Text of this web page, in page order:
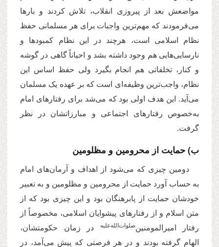
مواضعش بعد از پیروزی انقلاب، تلاش کردند و بارها
می‌فرمودند که مهم‌ترین واجبات برای هر مسلمانی حفظ
نظام اسلامی است، هرچند در این نظام کمبودها و
نارسایی‌هایی هم وجود داشته بشد و احیاناً گاهی در گوشه
و کنار، تخلفاتی هم انجام بگیرد ولی حفظ اساس این
نظام، واجب‌ترین وظیفه‌ای است که بر عهده یک مسلمان
می‌آید. این هدف اولی بود که می‌شد برای رفتارهای امام
به‌خصوص رفتارهای اجتماعی و مبارزاتشان در نظر
گرفت.
ب) حمایت از محرومین و مظلومین
دومین چیزی که می‌شود از اهداف و آرمان‌های امام
به حساب آورد حمایت از محرومین و مظلومین و به تعبیر
خودشان حمایت از پابرهنگان بود و این چیزی بود که از
متن اسلام و از رفتارهای پیشوایان اسلامی، مخصوصاً از
رفتار امیرالمومنین‌صلوات‌اللهعلیه
در زمان حکومتشان،
الهام گرفته بودند و در هر فرصتی که پیش می‌آمد، در